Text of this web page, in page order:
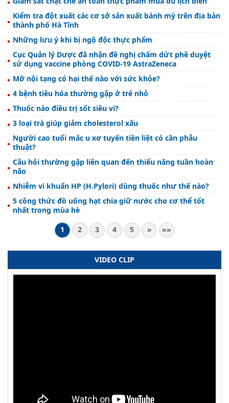
Kiểm tra đột xuất các cơ sở sản xuất bánh mỳ trên địa bàn
thành phố Hà Tĩnh
Những lưu ý khi bị ngộ độc thực phẩm
Cục Quản lý Dược đã nhận đề nghị chấm dứt phê duyệt
sử dụng vaccine phòng COVID-19 AstraZeneca
Mỡ nội tạng có hại thế nào với sức khỏe?
4 bệnh tiêu hóa thường gặp ở trẻ nhỏ
Thuốc nào điều trị sốt siêu vi?
3 loại trà giúp giảm cholesterol xấu
Người cao tuổi mắc u xơ tuyến tiền liệt có cần phẫu
thuật?
Câu hỏi thường gặp liên quan đến thiểu năng tuần hoàn
não
Nhiễm vi khuẩn HP (H.Pylori) dùng thuốc như thế nào?
5 công thức đồ uống hạt chia giữ nước cho cơ thể tốt
nhất trong mùa hè
1
2 3 4 5 » »»
VIDEO CLIP